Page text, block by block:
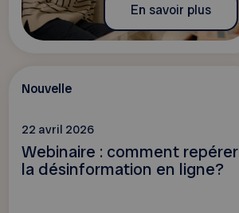
En savoir plus
Nouvelle
22 avril 2026
Webinaire : comment repérer
la désinformation en ligne?